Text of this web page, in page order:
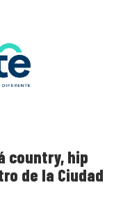
country, hip
de la Ciudad